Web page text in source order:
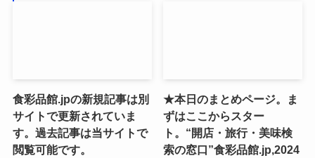
食彩品館.jpの新規記事は別
サイトで更新されていま
す。過去記事は当サイトで
閲覧可能です。
★本日のまとめページ。ま
ずはここからスター
ト。“開店・旅行・美味検
索の窓口”食彩品館.jp,2024